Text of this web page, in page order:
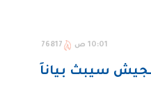
10:01 ص 76817
سيبث بياناً